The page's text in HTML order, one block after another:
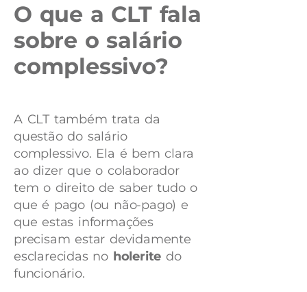
O que a CLT fala
sobre o salário
complessivo?
A CLT também trata da
questão do salário
complessivo. Ela é bem clara
ao dizer que o colaborador
tem o direito de saber tudo o
que é pago (ou não-pago) e
que estas informações
precisam estar devidamente
esclarecidas no holerite do
funcionário.